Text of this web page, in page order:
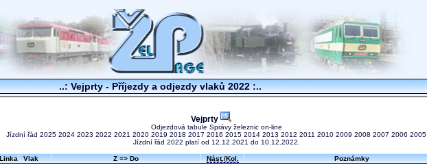
..: Vejprty - Příjezdy a odjezdy vlaků 2022 :..
Vejprty
Odjezdová tabule Správy železnic on-line
Jízdní řád 2025 2024 2023 2022 2021 2020 2019 2018 2017 2016 2015 2014 2013 2012 2011 2010 2009 2008 2007 2006 2005
Jízdní řád 2022 platí od 12.12.2021 do 10.12.2022.
Linka Vlak Z => Do Nást./Kol.
Poznámky